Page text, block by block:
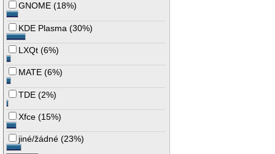
GNOME (18%)
KDE Plasma (30%)
LXQt (6%)
MATE (6%)
TDE (2%)
Xfce (15%)
jiné/žádné (23%)